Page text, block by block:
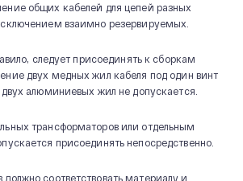
общих кабелей для цепей разных
взаимно резервируемых.
следует присоединять к сборкам
двух медных жил кабеля под один винт
алюминиевых жил не допускается.
трансформаторов или отдельным
присоединять непосредственно.
соответствовать материалу и